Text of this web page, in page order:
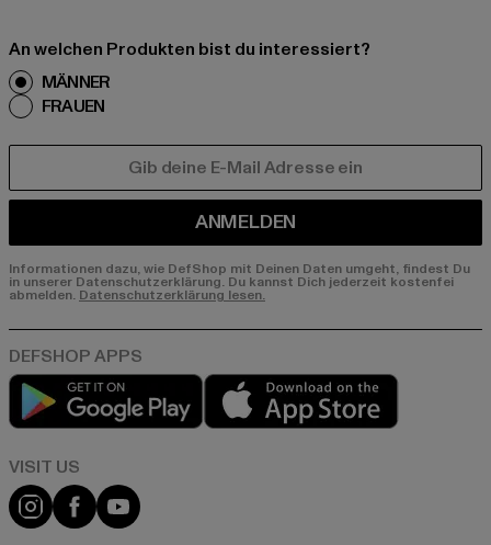
An welchen Produkten bist du interessiert?
MÄNNER
FRAUEN
ANMELDEN
Informationen dazu, wie DefShop mit Deinen Daten umgeht, findest Du
in unserer Datenschutzerklärung. Du kannst Dich jederzeit kostenfei
abmelden. Datenschutzerklärung lesen.
Play market
Visit our Instagram page:
Visit our Facebook page:
Visit our YouTube channel: